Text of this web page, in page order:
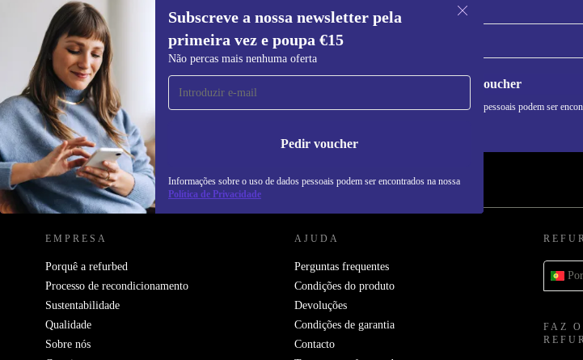
Subscreve a nossa newsletter pela
primeira vez e poupa €15
Não percas mais nenhuma oferta
Pedir voucher
Informações sobre o uso de dados pessoais podem ser encontrados na nossa
Política de Privacidade
Subscreve a nossa newsletter pela
primeira vez e poupa 15€!
Não percas mais nenhuma oferta.
Pedir voucher
Informações sobre o uso de dados pessoais podem ser
REFURBED PORTUGAL - RETHINK NEW.
EMPRESA
Porquê a refurbed
Processo de recondicionamento
Sustentabilidade
Qualidade
Sobre nós
AJUDA
Perguntas frequentes
Condições do produto
Devoluções
Condições de garantia
Contacto
FAZ